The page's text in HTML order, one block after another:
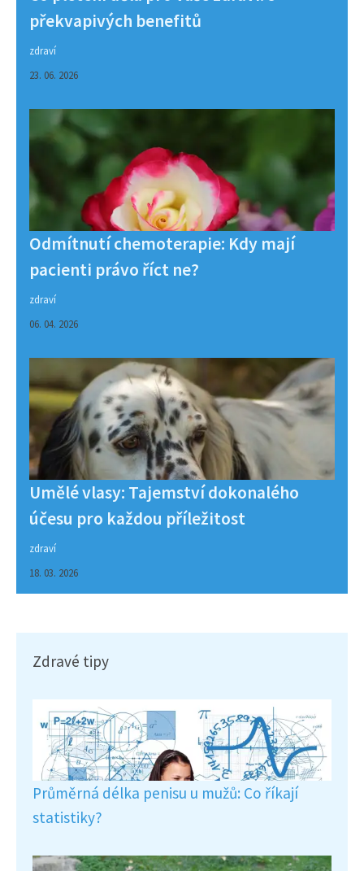
překvapivých benefitů
zdraví
23. 06. 2026
Odmítnutí chemoterapie: Kdy mají
pacienti právo říct ne?
zdraví
06. 04. 2026
Umělé vlasy: Tajemství dokonalého
účesu pro každou příležitost
zdraví
18. 03. 2026
Zdravé tipy
Průměrná délka penisu u mužů: Co říkají
statistiky?